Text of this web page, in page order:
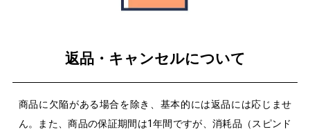
返品・キャンセルについて
商品に欠陥がある場合を除き、基本的には返品には応じませ
ん。また、商品の保証期間は1年間ですが、消耗品（スピンド